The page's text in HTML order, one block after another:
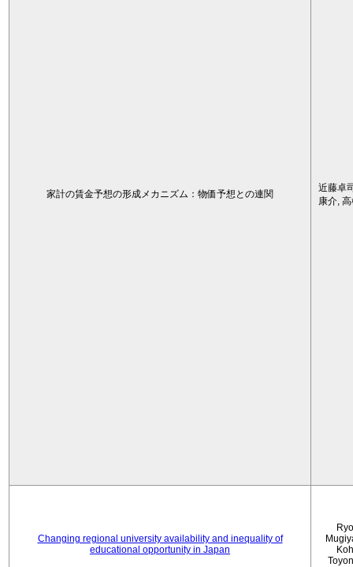
家計の賃金予想の形成メカニズム：物価予想との連関
近藤卓
康介,
Changing regional university availability and inequality of
educational opportunity in Japan